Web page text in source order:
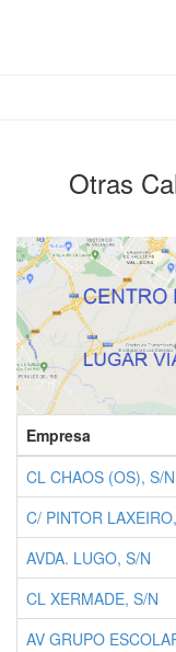
Otras
Empresa
CL CHAOS (OS), S/N
C/ PINTOR
AVDA. LUGO, S/N
CL XERMADE, S/N
AV GRUPO